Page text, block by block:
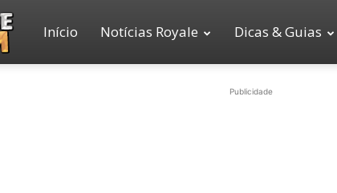
Clash
Início Notícias Royale Dicas & Guias
Publicidade